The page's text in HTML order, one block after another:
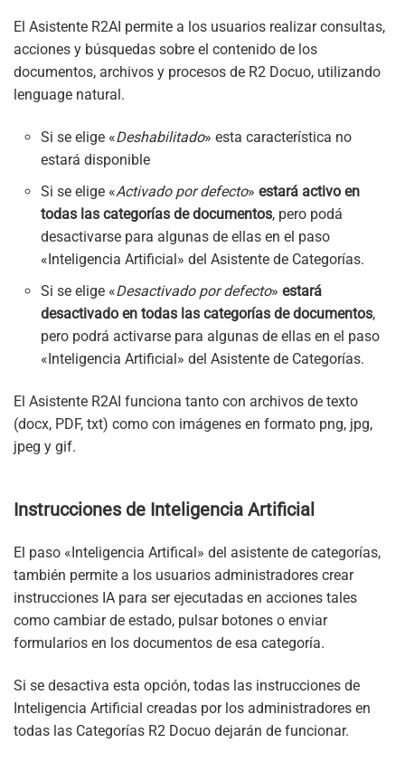
El Asistente R2AI permite a los usuarios realizar consultas,
acciones y búsquedas sobre el contenido de los
documentos, archivos y procesos de R2 Docuo, utilizando
lenguage natural.
Si se elige «Deshabilitado» esta característica no
estará disponible
Si se elige «Activado por defecto» estará activo en
todas las categorías de documentos, pero podá
desactivarse para algunas de ellas en el paso
«Inteligencia Artificial» del Asistente de Categorías.
Si se elige «Desactivado por defecto» estará
desactivado en todas las categorías de documentos,
pero podrá activarse para algunas de ellas en el paso
«Inteligencia Artificial» del Asistente de Categorías.
El Asistente R2AI funciona tanto con archivos de texto
(docx, PDF, txt) como con imágenes en formato png, jpg,
jpeg y gif.
Instrucciones de Inteligencia Artificial
El paso «Inteligencia Artifical» del asistente de categorías,
también permite a los usuarios administradores crear
instrucciones IA para ser ejecutadas en acciones tales
como cambiar de estado, pulsar botones o enviar
formularios en los documentos de esa categoría.
Si se desactiva esta opción, todas las instrucciones de
Inteligencia Artificial creadas por los administradores en
todas las Categorías R2 Docuo dejarán de funcionar.